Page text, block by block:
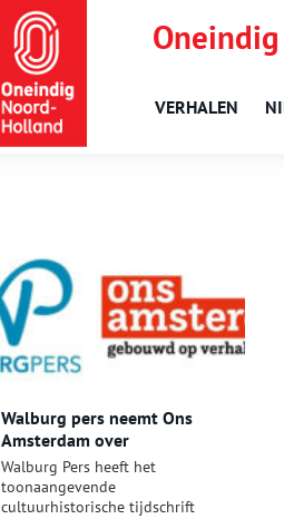
VERHALEN
Walburg pers neemt Ons
Amsterdam over
Walburg Pers heeft het
toonaangevende
cultuurhistorische tijdschrift